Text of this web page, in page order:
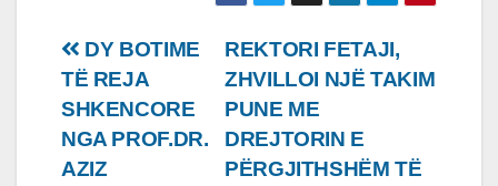
Lëvizje
te
postimet
REKTORI FETAJI,
ZHVILLOI NJË TAKIM
PUNE ME
DREJTORIN E
PËRGJITHSHËM TË
DY BOTIME
TË REJA
SHKENCORE
NGA PROF.DR.
AZIZ